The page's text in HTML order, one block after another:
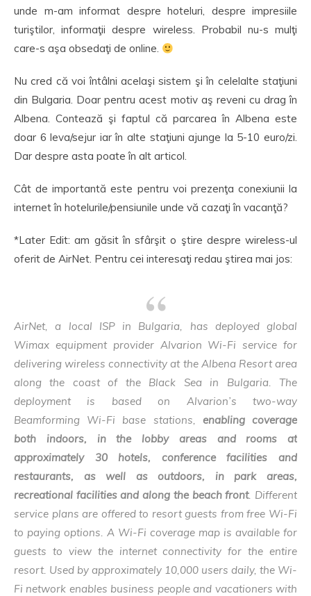
unde m-am informat despre hoteluri, despre impresiile
turiştilor, informaţii despre wireless. Probabil nu-s mulţi
care-s aşa obsedaţi de online.
Nu cred că voi întâlni acelaşi sistem şi în celelalte staţiuni
din Bulgaria. Doar pentru acest motiv aş reveni cu drag în
Albena. Contează şi faptul că parcarea în Albena este
doar 6 leva/sejur iar în alte staţiuni ajunge la 5-10 euro/zi.
Dar despre asta poate în alt articol.
Cât de importantă este pentru voi prezenţa conexiunii la
internet în hotelurile/pensiunile unde vă cazaţi în vacanţă?
*Later Edit: am găsit în sfârşit o ştire despre wireless-ul
oferit de AirNet. Pentru cei interesaţi redau ştirea mai jos:
AirNet, a local ISP in Bulgaria, has deployed global
Wimax equipment provider Alvarion Wi-Fi service for
delivering wireless connectivity at the Albena Resort area
along the coast of the Black Sea in Bulgaria. The
deployment is based on Alvarion’s two-way
Beamforming Wi-Fi base stations, enabling coverage
both indoors, in the lobby areas and rooms at
approximately 30 hotels, conference facilities and
restaurants, as well as outdoors, in park areas,
recreational facilities and along the beach front. Different
service plans are offered to resort guests from free Wi-Fi
to paying options. A Wi-Fi coverage map is available for
guests to view the internet connectivity for the entire
resort. Used by approximately 10,000 users daily, the Wi-
Fi network enables business people and vacationers with